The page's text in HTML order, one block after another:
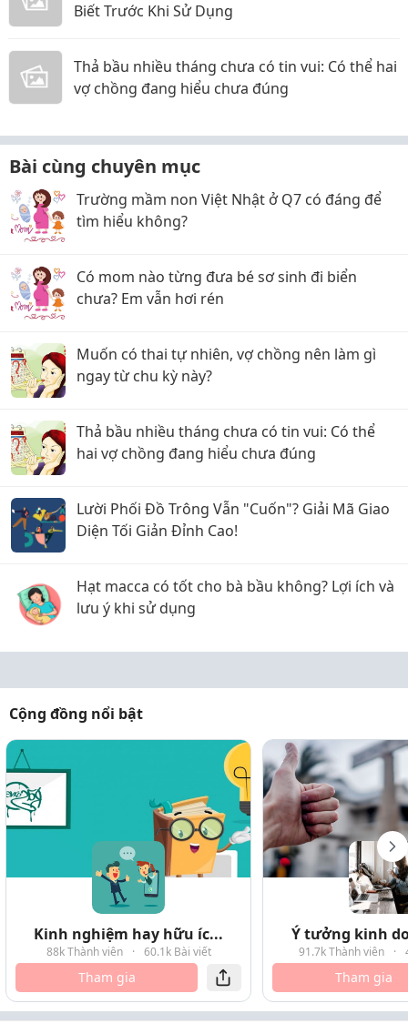
Biết Trước Khi Sử Dụng
Thả bầu nhiều tháng chưa có tin vui: Có thể hai
vợ chồng đang hiểu chưa đúng
Bài cùng chuyên mục
Trường mầm non Việt Nhật ở Q7 có đáng để
tìm hiểu không?
Có mom nào từng đưa bé sơ sinh đi biển
chưa? Em vẫn hơi rén
Muốn có thai tự nhiên, vợ chồng nên làm gì
ngay từ chu kỳ này?
Thả bầu nhiều tháng chưa có tin vui: Có thể
hai vợ chồng đang hiểu chưa đúng
Lười Phối Đồ Trông Vẫn "Cuốn"? Giải Mã Giao
Diện Tối Giản Đỉnh Cao!
Hạt macca có tốt cho bà bầu không? Lợi ích và
lưu ý khi sử dụng
Cộng đồng nổi bật
Kinh nghiệm hay hữu íc...
88k Thành viên · 60.1k Bài viết
Tham gia
Ý tưởng kinh
91.7k Thành viên ·
Tham gia